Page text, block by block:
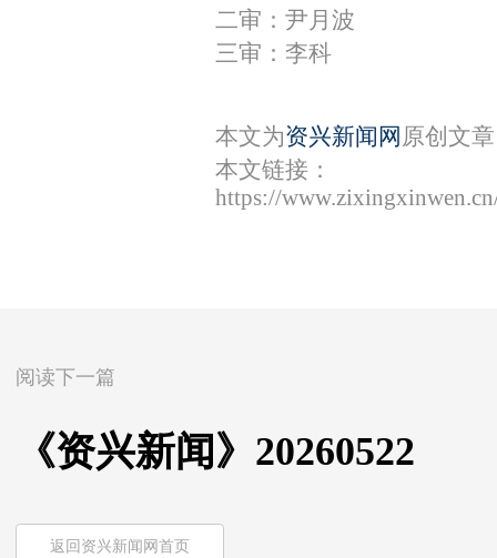
二审：尹月波
三审：李科
本文为资兴新闻网 原创文
本文链接：
https://
阅读下一篇
《资兴新闻》20260522
返回资兴新闻网首页